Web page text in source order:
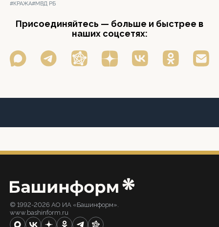
#КРАЖА#МВД РБ
Присоединяйтесь — больше и быстрее в
наших соцсетях:
© 1992-2026 АО ИА «Башинформ».
www.bashinform.ru